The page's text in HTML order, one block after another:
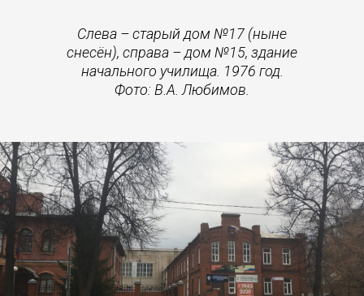
Слева – старый дом №17 (ныне
снесён), справа – дом №15, здание
начального училища. 1976 год.
Фото: В.А. Любимов.